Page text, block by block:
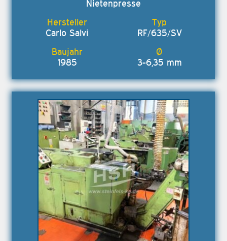
Nietenpresse
Carlo Salvi RF/635/SV
1985 3-6,35 mm